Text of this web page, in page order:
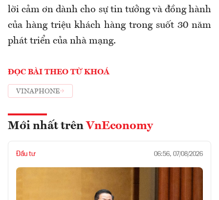
lời cảm ơn dành cho sự tin tưởng và đồng hành
của hàng triệu khách hàng trong suốt 30 năm
phát triển của nhà mạng.
ĐỌC BÀI THEO TỪ KHOÁ
VINAPHONE
Mới nhất trên VnEconomy
Đầu tư 06:56, 07/08/2026